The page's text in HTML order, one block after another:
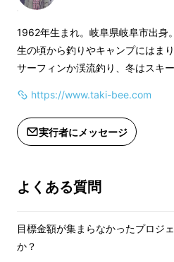
・ケース×１
----------------
1962年生まれ。岐阜県岐阜市出身
生の頃から釣りやキャンプにはま
サーフィンか渓流釣り、冬はスキ
https://www.taki-bee.com
実行者にメッセージ
よくある質問
目標金額が集まらなかったプロジ
か？